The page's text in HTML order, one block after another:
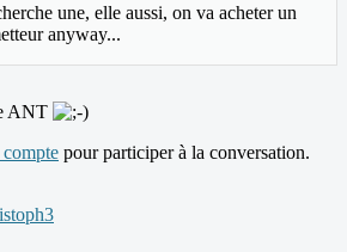
une, elle aussi, on va acheter un
anyway...
ANT
pour participer à la conversation.